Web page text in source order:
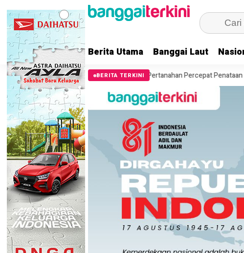
Berita Utama Banggai Laut
BERITA TERKINI
Gandeng Kantor Pertanahan Percepat Penataan Aset Tanah Pemda